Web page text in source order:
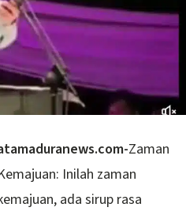
Zaman
Inilah zaman
ada sirup rasa